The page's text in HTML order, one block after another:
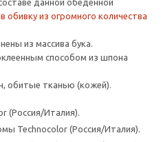
данной обеденной
обивку из огромного количества
из массива бука.
способом из шпона
обитые тканью (кожей).
(Россия/Италия).
Technocolor (Россия/Италия).